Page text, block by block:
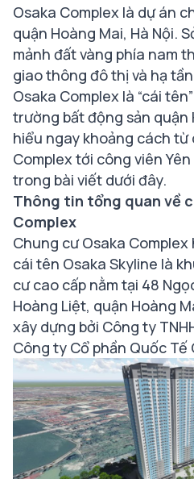
Osaka Complex là dự án
quận Hoàng Mai, Hà Nội.
mảnh đất vàng phía nam
giao thông đô thị và hạ
Osaka Complex là “cái
trường bất động sản quận
hiểu ngay khoảng cách từ
Complextới công viên
trong bài viết dưới đây.
Thông tin tổng quan về
Complex
Chung cư Osaka
cái tên Osaka Skyline là
cư cao cấp nằm tại 48
Hoàng Liệt, quận Hoàng
xây dựng bởi Công ty
Công ty Cổ phần Quốc Tế